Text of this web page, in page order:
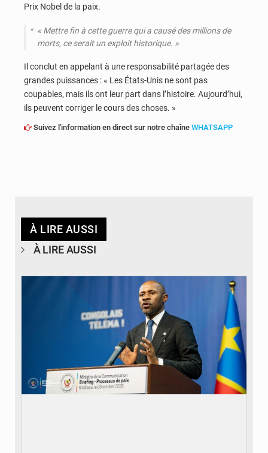
Prix Nobel de la paix.
« Mettre fin à cette guerre qui a causé des millions de
morts, ce serait un exploit historique. »
Il conclut en appelant à une responsabilité partagée des
grandes puissances : « Les États-Unis ne sont pas
coupables, mais ils ont leur part dans l’histoire. Aujourd’hui,
ils peuvent corriger le cours des choses. »
Suivez l'information en direct sur notre chaîne WHATSAPP
À LIRE AUSSI
À LIRE AUSSI